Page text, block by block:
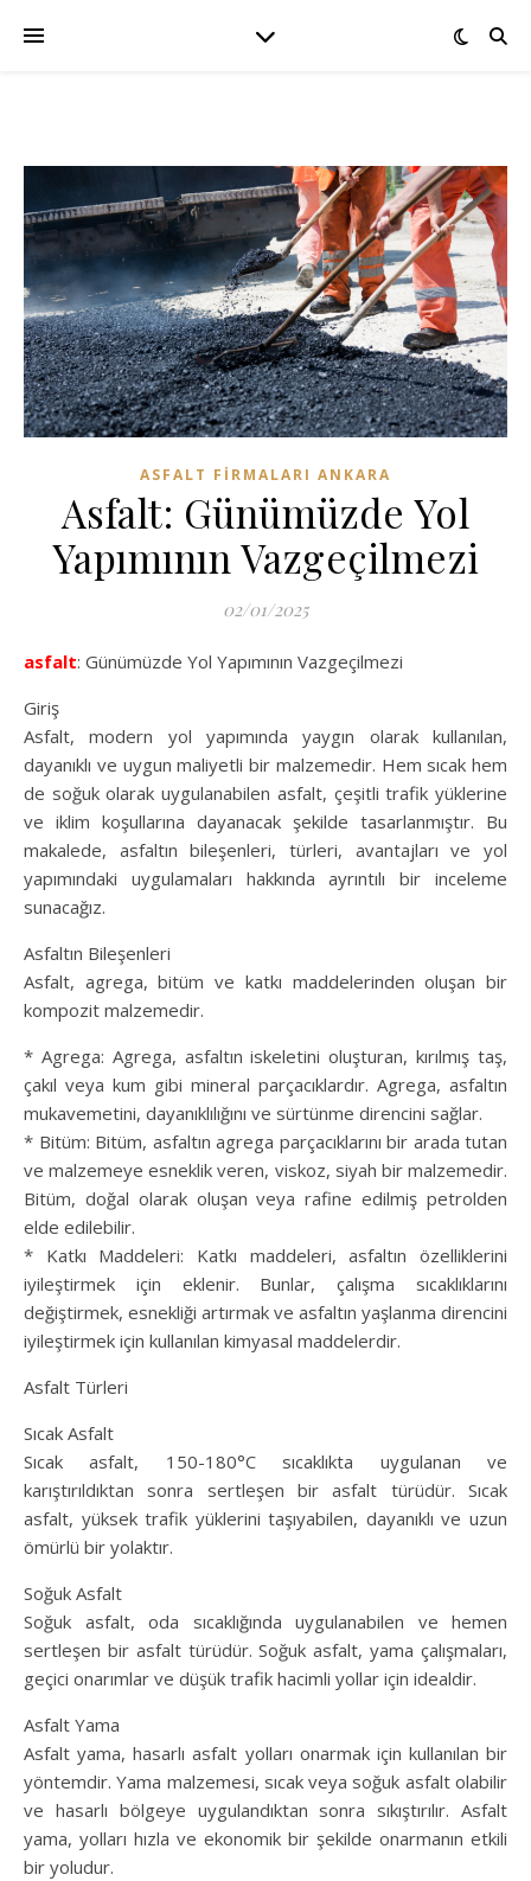
ASFALT FIRMALARI ANKARA
Asfalt: Günümüzde Yol
Yapımının Vazgeçilmezi
02/01/2025
asfalt: Günümüzde Yol Yapımının Vazgeçilmezi
Giriş
Asfalt, modern yol yapımında yaygın olarak kullanılan,
dayanıklı ve uygun maliyetli bir malzemedir. Hem sıcak hem
de soğuk olarak uygulanabilen asfalt, çeşitli trafik yüklerine
ve iklim koşullarına dayanacak şekilde tasarlanmıştır. Bu
makalede, asfaltın bileşenleri, türleri, avantajları ve yol
yapımındaki uygulamaları hakkında ayrıntılı bir inceleme
sunacağız.
Asfaltın Bileşenleri
Asfalt, agrega, bitüm ve katkı maddelerinden oluşan bir
kompozit malzemedir.
* Agrega: Agrega, asfaltın iskeletini oluşturan, kırılmış taş,
çakıl veya kum gibi mineral parçacıklardır. Agrega, asfaltın
mukavemetini, dayanıklılığını ve sürtünme direncini sağlar.
* Bitüm: Bitüm, asfaltın agrega parçacıklarını bir arada tutan
ve malzemeye esneklik veren, viskoz, siyah bir malzemedir.
Bitüm, doğal olarak oluşan veya rafine edilmiş petrolden
elde edilebilir.
* Katkı Maddeleri: Katkı maddeleri, asfaltın özelliklerini
iyileştirmek için eklenir. Bunlar, çalışma sıcaklıklarını
değiştirmek, esnekliği artırmak ve asfaltın yaşlanma direncini
iyileştirmek için kullanılan kimyasal maddelerdir.
Asfalt Türleri
Sıcak Asfalt
Sıcak asfalt, 150-180°C sıcaklıkta uygulanan ve
karıştırıldıktan sonra sertleşen bir asfalt türüdür. Sıcak
asfalt, yüksek trafik yüklerini taşıyabilen, dayanıklı ve uzun
ömürlü bir yolaktır.
Soğuk Asfalt
Soğuk asfalt, oda sıcaklığında uygulanabilen ve hemen
sertleşen bir asfalt türüdür. Soğuk asfalt, yama çalışmaları,
geçici onarımlar ve düşük trafik hacimli yollar için idealdir.
Asfalt Yama
Asfalt yama, hasarlı asfalt yolları onarmak için kullanılan bir
yöntemdir. Yama malzemesi, sıcak veya soğuk asfalt olabilir
ve hasarlı bölgeye uygulandıktan sonra sıkıştırılır. Asfalt
yama, yolları hızla ve ekonomik bir şekilde onarmanın etkili
bir yoludur.